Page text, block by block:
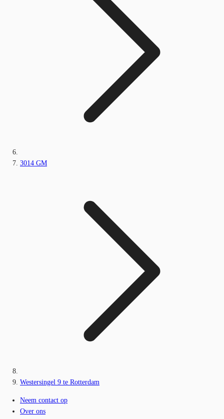
3014 GM
Westersingel 9 te Rotterdam
Neem contact op
Over ons